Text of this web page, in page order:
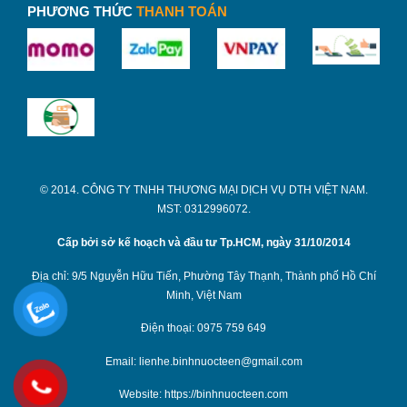
thì hãy liên hệ Binhnuocteen nhé!
[ngg src=”galleries” ids=”344″ display=”basic_thumbnail”
thumbnail_crop=”0″]
Liên hệ ngay
PHƯƠNG THỨC THANH TOÁN
© 2014. CÔNG TY TNHH THƯƠNG MẠI DỊCH VỤ DTH VIỆT NAM.
MST: 0312996072.
Cấp bởi sở kế hoạch và đầu tư Tp.HCM, ngày 31/10/2014
Địa chỉ: 9/5 Nguyễn Hữu Tiến, Phường Tây Thạnh, Thành phố Hồ Chí
Minh, Việt Nam
Điện thoại: 0975 759 649
Email: lienhe.binhnuocteen@gmail.com
Website: https://binhnuocteen.com